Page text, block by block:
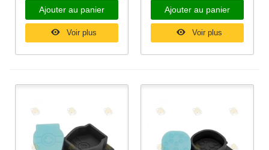
Ajouter au panier
Voir plus
Ajouter au panier
Voir plus